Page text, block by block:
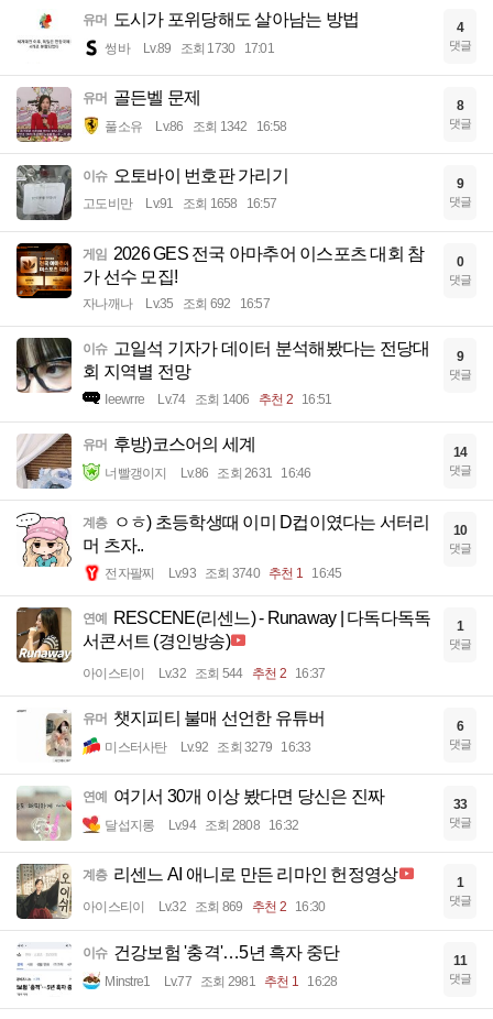
유머 도시가 포위당해도 살아남는 방법
썽바 Lv.89 조회 1730 17:01
4
댓글
유머 골든벨 문제
풀소유 Lv.86 조회 1342 16:58
8
댓글
이슈 오토바이 번호판 가리기
고도비만 Lv.91 조회 1658 16:57
9
댓글
게임 2026 GES 전국 아마추어 이스포츠 대회 참
가 선수 모집!
자나깨나 Lv.35 조회 692 16:57
0
댓글
이슈 고일석 기자가 데이터 분석해봤다는 전당대
회 지역별 전망
Ieewrre Lv.74 조회 1406 추천 2 16:51
9
댓글
유머 후방)코스어의 세계
너빨갱이지 Lv.86 조회 2631 16:46
14
댓글
계층
ㅇㅎ) 초등학생때 이미 D컵이였다는 서터리
머 츠자..
전자팔찌 Lv.93 조회 3740 추천 1 16:45
10
댓글
연예 RESCENE(리센느) - Runaway | 다독다독독
서콘서트 (경인방송)
아이스티이 Lv.32 조회 544 추천 2 16:37
1
댓글
유머 챗지피티 불매 선언한 유튜버
미스터사탄 Lv.92 조회 3279 16:33
6
댓글
연예 여기서 30개 이상 봤다면 당신은 진짜
달섭지롱 Lv.94 조회 2808 16:32
33
댓글
계층 리센느 AI 애니로 만든 리마인 헌정영상
아이스티이 Lv.32 조회 869 추천 2 16:30
1
댓글
이슈 건강보험 '충격'…5년 흑자 중단
Minstre1 Lv.77 조회 2981 추천 1 16:28
11
댓글